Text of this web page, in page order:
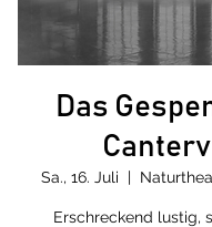
Das
Sa., 16. Juli
  |
Erschreckend lustig,